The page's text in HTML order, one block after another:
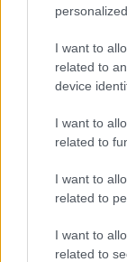
I want to
related to
device
I want to
related to
I want to
related to
I want to
related to
Hiába
az évadzáró
évada a Maxon,
hatalmas
ígérnek a
váratlanul